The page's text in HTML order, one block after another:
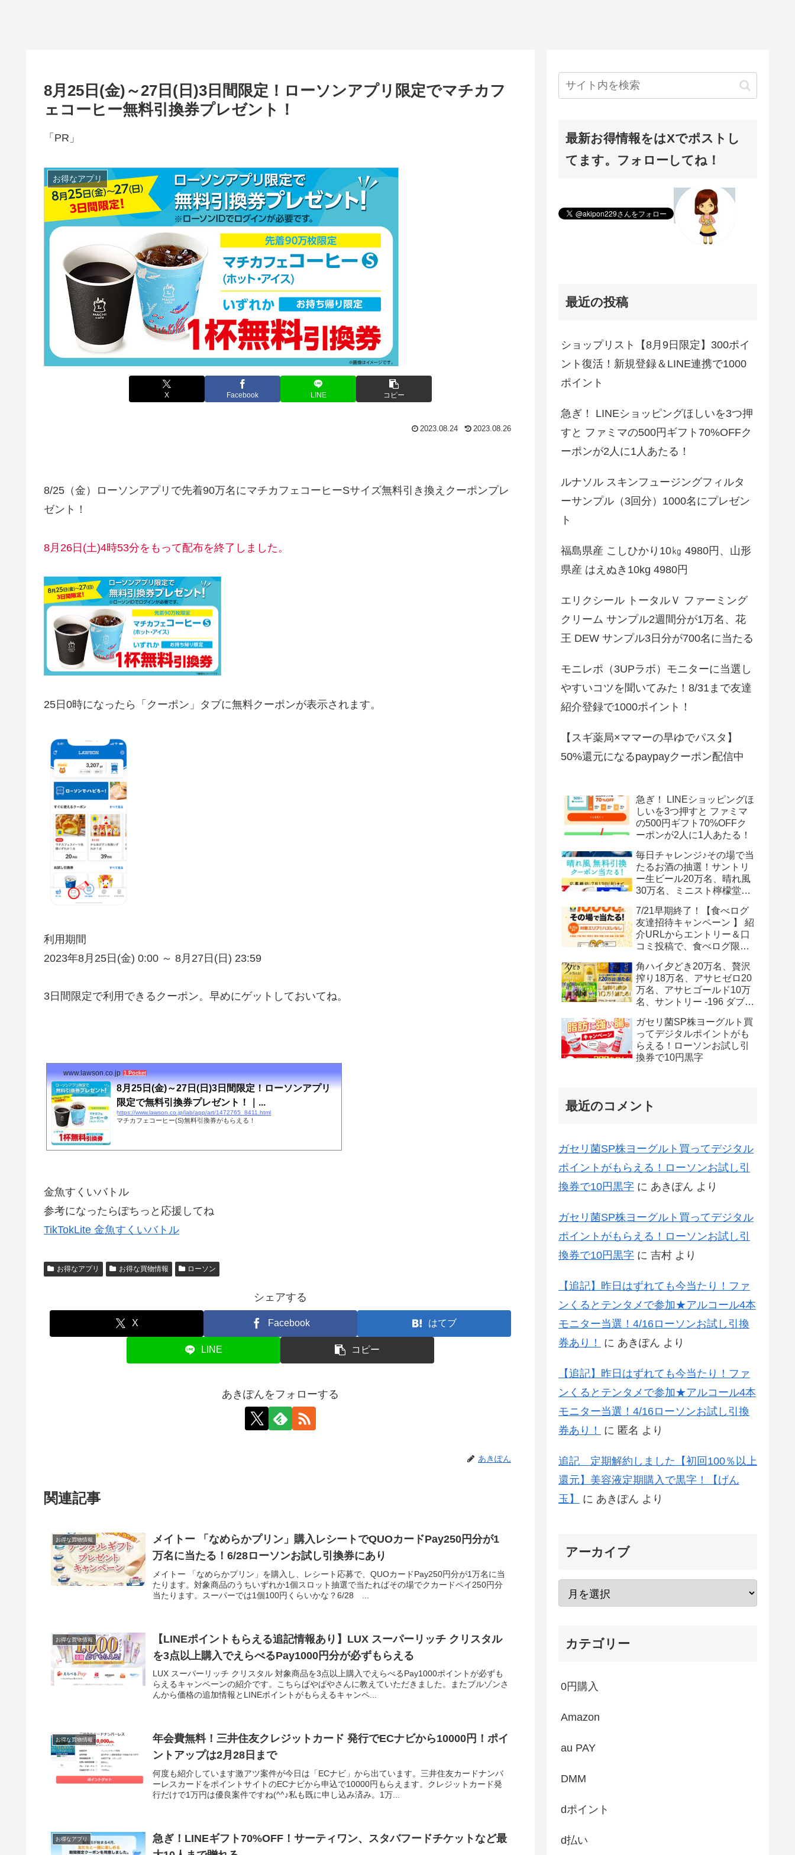
8月25日(金)～27日(日)3日間限定！ローソンアプリ限定でマチカフ
ェコーヒー無料引換券プレゼント！
「PR」
お得なアプリ
X Facebook LINE コピー
2023.08.24 2023.08.26
8/25（金）ローソンアプリで先着90万名にマチカフェコーヒーSサイズ無料引き換えクーポンプレ
ゼント！
8月26日(土)4時53分をもって配布を終了しました。
25日0時になったら「クーポン」タブに無料クーポンが表示されます。
利用期間
2023年8月25日(金) 0:00 ～ 8月27日(日) 23:59
3日間限定で利用できるクーポン。早めにゲットしておいてね。
www.lawson.co.jp 1 Pocket
8月25日(金)～27日(日)3日間限定！ローソンアプリ
限定で無料引換券プレゼント！｜...
https://www.lawson.co.jp/lab/app/art/1472765_8411.html
マチカフェコーヒー(S)無料引換券がもらえる！
金魚すくいバトル
参考になったらぽちっと応援してね
TikTokLite 金魚すくいバトル
お得なアプリ お得な買物情報 ローソン
シェアする
X Facebook はてブ
LINE コピー
あきぽんをフォローする
あきぽん
関連記事
お得な買物情報
メイトー 「なめらかプリン」購入レシートでQUOカードPay250円分が1
万名に当たる！6/28ローソンお試し引換券にあり
メイトー 「なめらかプリン」を購入し、レシート応募で、QUOカードPay250円分が1万名に当
たります。対象商品のうちいずれか1個スロット抽選で当たればその場でクカードペイ250円分
当たります。スーパーでは1個100円くらいかな？6/28 ...
お得な買物情報
【LINEポイントもらえる追記情報あり】LUX スーパーリッチ クリスタル
を3点以上購入でえらべるPay1000円分が必ずもらえる
LUX スーパーリッチ クリスタル 対象商品を3点以上購入でえらべるPay1000ポイントが必ずも
らえるキャンペーンの紹介です。こちらぱやぱやさんに教えていただきました。またブルゾンさ
んから価格の追加情報とLINEポイントがもらえるキャンペ...
お得な買物情報
年会費無料！三井住友クレジットカード 発行でECナビから10000円！ポイ
ントアップは2月28日まで
何度も紹介しています激アツ案件が今日は「ECナビ」から出ています。三井住友カードナンバ
ーレスカードをポイントサイトのECナビから申込で10000円もらえます。クレジットカード発
行だけで1万円は優良案件ですね(^^♪私も既に申し込み済み。1万...
お得なアプリ
急ぎ！LINEギフト70%OFF！サーティワン、スタバフードチケットなど最
最新お得情報をはXでポストし
てます。フォローしてね！
最近の投稿
ショップリスト【8月9日限定】300ポイ
ント復活！新規登録＆LINE連携で1000
ポイント
急ぎ！ LINEショッピングほしいを3つ押
すと ファミマの500円ギフト70%OFFク
ーポンが2人に1人あたる！
ルナソル スキンフュージングフィルタ
ーサンプル（3回分）1000名にプレゼン
ト
福島県産 こしひかり10㎏ 4980円、山形
県産 はえぬき10kg 4980円
エリクシール トータルＶ ファーミング
クリーム サンプル2週間分が1万名、花
王 DEW サンプル3日分が700名に当たる
モニレポ（3UPラボ）モニターに当選し
やすいコツを聞いてみた！8/31まで友達
紹介登録で1000ポイント！
【スギ薬局×ママーの早ゆでパスタ】
50%還元になるpaypayクーポン配信中
急ぎ！ LINEショッピングほ
しいを3つ押すと ファミマ
の500円ギフト70%OFFク
ーポンが2人に1人あたる！
毎日チャレンジ♪その場で当
たるお酒の抽選！サントリ
ー生ビール20万名、晴れ風
30万名、ミニスト檸檬堂2
ボール12.3万名
7/21早期終了！【食べログ
友達招待キャンペーン 】 紹
介URLからエントリー＆口
コミ投稿で、食べログ限定
トがもらえる
角ハイ夕どき20万名、贅沢
搾り18万名、アサヒゼロ20
万名、アサヒゴールド10万
名、サントリー -196 ダブル
ガセリ菌SP株ヨーグルト買
ってデジタルポイントがも
らえる！ローソンお試し引
換券で10円黒字
最近のコメント
ガセリ菌SP株ヨーグルト買ってデジタル
ポイントがもらえる！ローソンお試し引
換券で10円黒字 に あきぽん より
ガセリ菌SP株ヨーグルト買ってデジタル
ポイントがもらえる！ローソンお試し引
換券で10円黒字 に 吉村 より
【追記】昨日はずれても今当たり！ファ
ンくるとテンタメで参加★アルコール4本
モニター当選！4/16ローソンお試し引換
券あり！
に あきぽん より
【追記】昨日はずれても今当たり！ファ
ンくるとテンタメで参加★アルコール4本
モニター当選！4/16ローソンお試し引換
券あり！
に 匿名 より
追記 定期解約しました【初回100％以上
還元】美容液定期購入で黒字！【げん
玉】
に あきぽん より
アーカイブ
カテゴリー
0円購入
Amazon
au PAY
DMM
dポイント
d払い